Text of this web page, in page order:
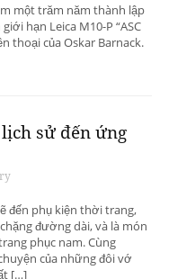
một trăm năm thành lập
hạn Leica M10-P “ASC
thoại của Oskar Barnack.
sử đến ứng
đến phụ kiện thời trang,
đường dài, và là món
phục nam. Cùng
của những đôi vớ
[…]